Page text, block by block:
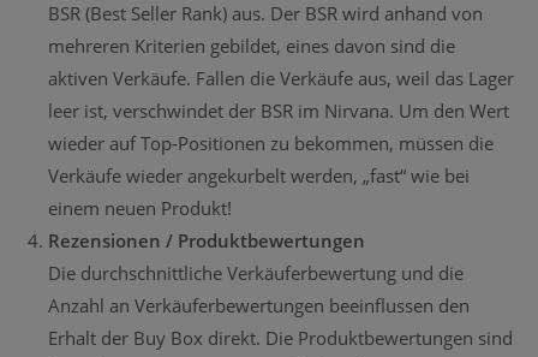
BSR (Best Seller Rank) aus. Der BSR wird anhand von
mehreren Kriterien gebildet, eines davon sind die
aktiven Verkäufe. Fallen die Verkäufe aus, weil das Lager
leer ist, verschwindet der BSR im Nirvana. Um den Wert
wieder auf Top-Positionen zu bekommen, müssen die
Verkäufe wieder angekurbelt werden, „fast“ wie bei
einem neuen Produkt!
Rezensionen / Produktbewertungen
Die durchschnittliche Verkäuferbewertung und die
Anzahl an Verkäuferbewertungen beeinflussen den
Erhalt der Buy Box direkt. Die Produktbewertungen sind